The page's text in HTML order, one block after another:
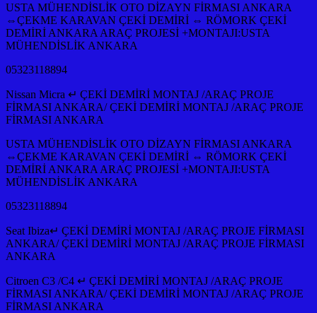
USTA MÜHENDİSLİK OTO DİZAYN FİRMASI ANKARA
⇔ÇEKME KARAVAN ÇEKİ DEMİRİ ⇔ RÖMORK ÇEKİ
DEMİRİ ANKARA ARAÇ PROJESİ +MONTAJI:USTA
MÜHENDİSLİK ANKARA
05323118894
Nissan Micra ↵ ÇEKİ DEMİRİ MONTAJ /ARAÇ PROJE
FİRMASI ANKARA/ ÇEKİ DEMİRİ MONTAJ /ARAÇ PROJE
FİRMASI ANKARA
USTA MÜHENDİSLİK OTO DİZAYN FİRMASI ANKARA
⇔ÇEKME KARAVAN ÇEKİ DEMİRİ ⇔ RÖMORK ÇEKİ
DEMİRİ ANKARA ARAÇ PROJESİ +MONTAJI:USTA
MÜHENDİSLİK ANKARA
05323118894
Seat Ibiza↵ ÇEKİ DEMİRİ MONTAJ /ARAÇ PROJE FİRMASI
ANKARA/ ÇEKİ DEMİRİ MONTAJ /ARAÇ PROJE FİRMASI
ANKARA
Citroen C3 /C4 ↵ ÇEKİ DEMİRİ MONTAJ /ARAÇ PROJE
FİRMASI ANKARA/ ÇEKİ DEMİRİ MONTAJ /ARAÇ PROJE
FİRMASI ANKARA